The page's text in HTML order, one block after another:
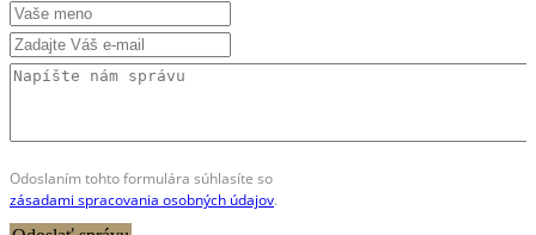
Odoslaním tohto formulára súhlasíte so
zásadami spracovania osobných údajov.